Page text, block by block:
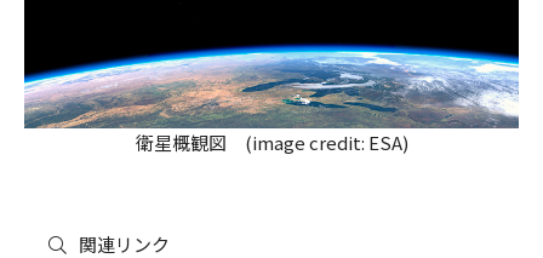
衛星概観図 (image credit: ESA)
関連リンク